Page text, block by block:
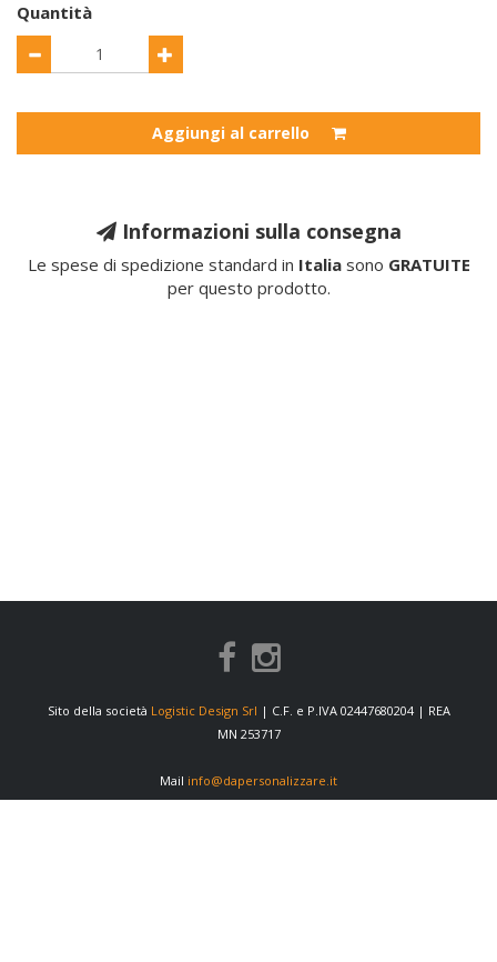
Quantità
Aggiungi al carrello
Informazioni sulla consegna
Le spese di spedizione standard in Italiasono GRATUITE
per questo prodotto.
Sito della società Logistic Design Srl | C.F. e P.IVA 02447680204 | REA
MN 253717
Mail info@dapersonalizzare.it